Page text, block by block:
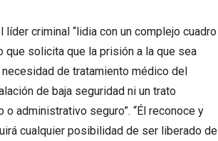
criminal “lidia con un complejo cuadro
que solicita que la prisión a la que sea
de tratamiento médico del
de baja seguridad ni un trato
administrativo seguro”. “Él reconoce y
cualquier posibilidad de ser liberado de